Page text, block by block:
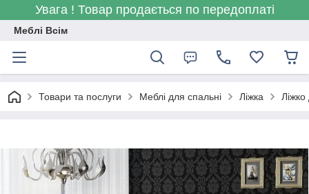
Увага ! Товар продається по передоплаті
Меблі Всім
Товари та послуги Меблі для спальні Ліжка